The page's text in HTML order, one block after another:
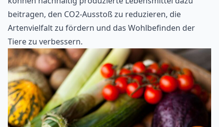
beitragen, den CO2-Ausstoß zu reduzieren, die
Artenvielfalt zu fördern und das Wohlbefinden der
Tiere zu verbessern.